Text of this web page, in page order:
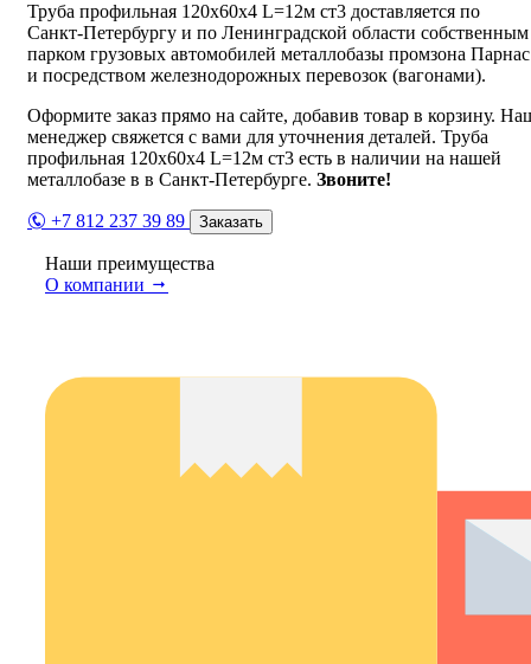
Труба профильная 120х60х4 L=12м ст3 доставляется по
Санкт-Петербургу и по Ленинградской области собственным
парком грузовых автомобилей металлобазы промзона Парнас
и посредством железнодорожных перевозок (вагонами).
Оформите заказ прямо на сайте, добавив товар в корзину.
менеджер свяжется с вами для уточнения деталей. Труба
профильная 120х60х4 L=12м ст3 есть в наличии на нашей
металлобазе в в Санкт-Петербурге. Звоните!
+7 812 237 39 89 Заказать
Наши преимущества
О компании